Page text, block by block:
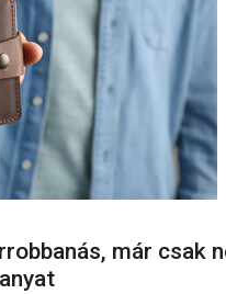
már csak